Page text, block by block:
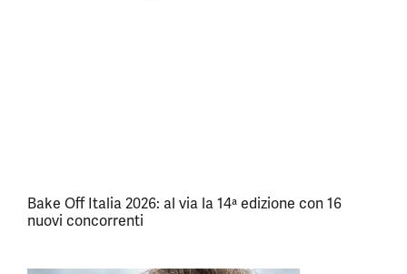
Bake Off Italia 2026: al via la 14ª edizione con 16
nuovi concorrenti